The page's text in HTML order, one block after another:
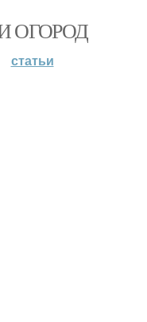
ОГОРОД
статьи